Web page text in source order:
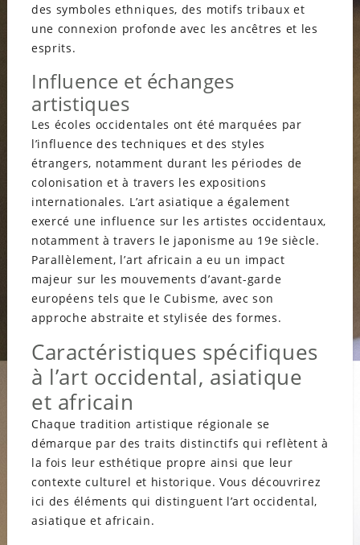
des symboles ethniques, des motifs tribaux et
une connexion profonde avec les ancêtres et les
esprits.
Influence et échanges
artistiques
Les écoles occidentales ont été marquées par
l’influence des techniques et des styles
étrangers, notamment durant les périodes de
colonisation et à travers les expositions
internationales. L’art asiatique a également
exercé une influence sur les artistes occidentaux,
notamment à travers le japonisme au 19e siècle.
Parallèlement, l’art africain a eu un impact
majeur sur les mouvements d’avant-garde
européens tels que le Cubisme, avec son
approche abstraite et stylisée des formes.
Caractéristiques spécifiques
à l’art occidental, asiatique
et africain
Chaque tradition artistique régionale se
démarque par des traits distinctifs qui reflètent à
la fois leur esthétique propre ainsi que leur
contexte culturel et historique. Vous découvrirez
ici des éléments qui distinguent l’art occidental,
asiatique et africain.